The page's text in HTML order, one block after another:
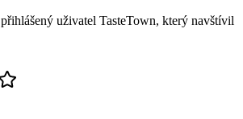
uživatel TasteTown, který navštívil